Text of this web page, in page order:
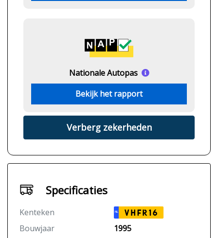
Nationale Autopas
Bekijk het rapport
Verberg zekerheden
Specificaties
Kenteken NL VHFR16
Bouwjaar
1995